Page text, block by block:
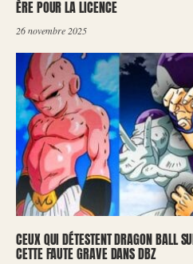
ÈRE POUR LA LICENCE
26 novembre 2025
CEUX QUI DÉTESTENT DRAGON BALL
CETTE FAUTE GRAVE DANS DBZ